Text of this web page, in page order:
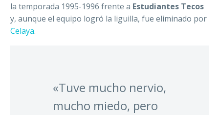
la temporada 1995-1996 frente a Estudiantes Tecos
y, aunque el equipo logró la liguilla, fue eliminado por
Celaya.
«Tuve mucho nervio,
mucho miedo, pero